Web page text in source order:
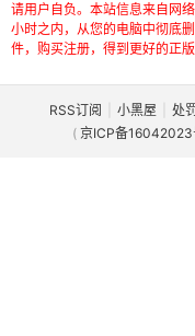
请用户自负。本站信息来自网
小时之内，从您的电脑中彻底
件，购买注册，得到更好的正
RSS订阅 小黑屋 处
( 京ICP备